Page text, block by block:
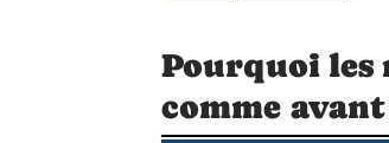
Pourquoi les
comme avant